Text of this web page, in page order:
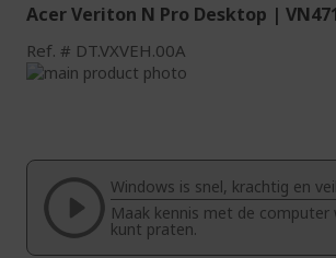
Acer Veriton N Pro Desktop |
Ref. DT.VXVEH.00A
Ga
van
afbeeldingen-
gallerij
begin
afbeeldingen-
gallerij
Windows is snel, krachtig en
Maak kennis met de computer
kunt praten.